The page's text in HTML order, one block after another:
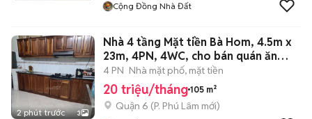
Cộng Đồng Nhà Đất
2 phút trước 3
Nhà 4 tầng Mặt tiền Bà Hom, 4.5m x
23m, 4PN, 4WC, cho bán quán ăn
luôn
4 PN Nhà mặt phố, mặt tiền
20 triệu/tháng 105 m²
Quận 6 (P. Phú Lâm mới)